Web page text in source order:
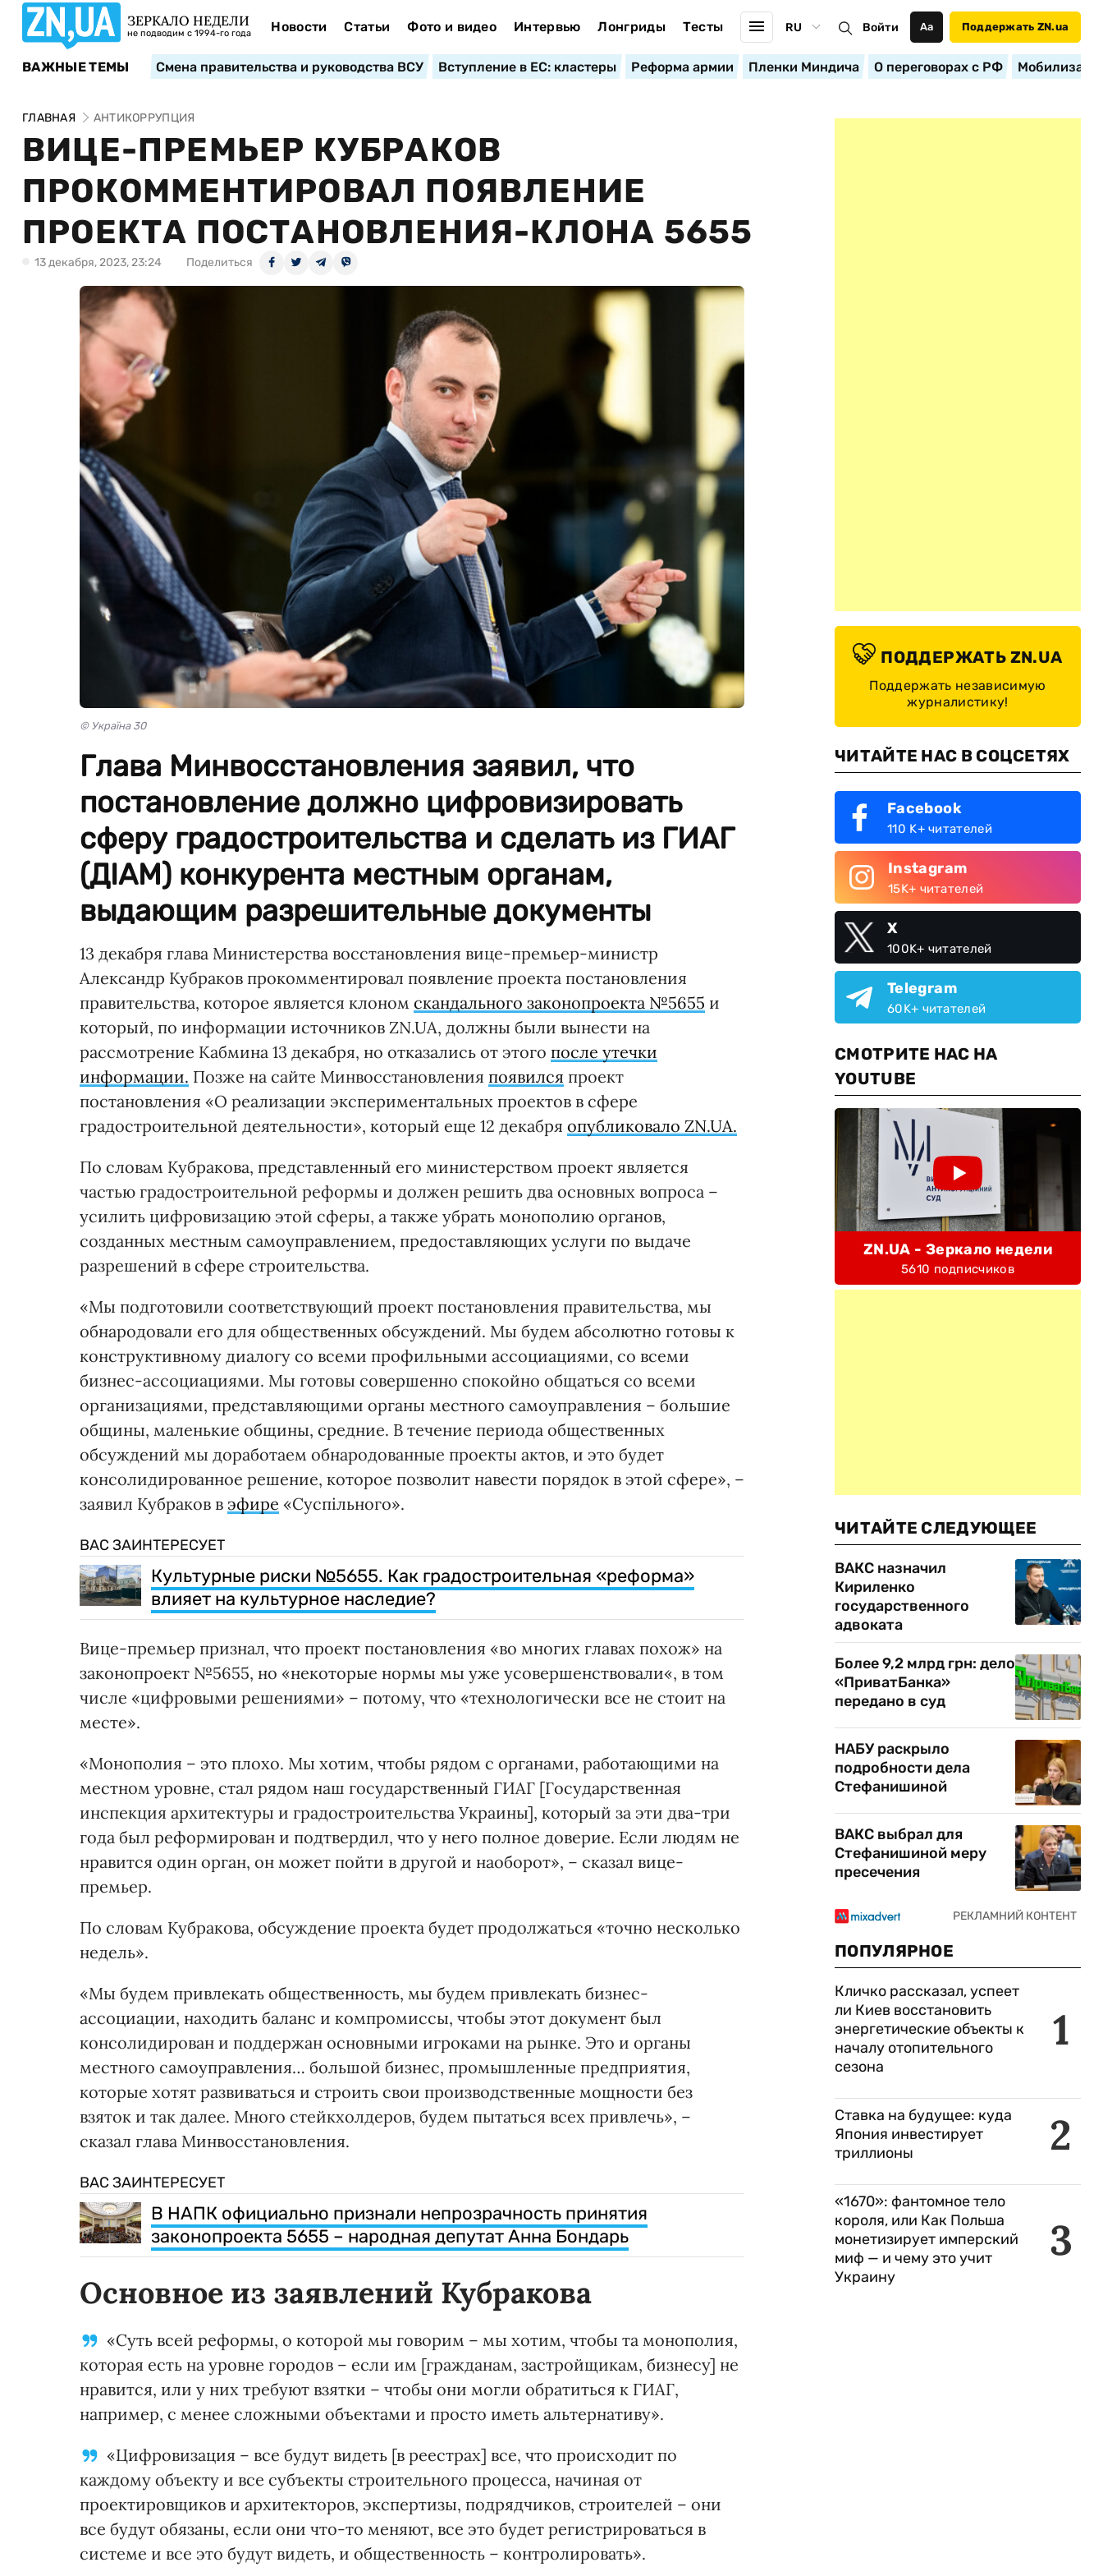
ЗЕРКАЛО НЕДЕЛИ
не подводим с 1994-го года Новости Статьи Фото и видео Интервью Лонгриды Тесты RU Войти Аа Поддержать ZN.ua
ВАЖНЫЕ ТЕМЫ Смена правительства и руководства ВСУ Вступление в ЕС: кластеры Реформа армии Пленки Миндича О переговорах с РФ
ГЛАВНАЯ АНТИКОРРУПЦИЯ
ВИЦЕ-ПРЕМЬЕР КУБРАКОВ
ПРОКОММЕНТИРОВАЛ ПОЯВЛЕНИЕ
ПРОЕКТА ПОСТАНОВЛЕНИЯ-КЛОНА 5655
13 декабря, 2023, 23:24 Поделиться
© Україна 30
Глава Минвосстановления заявил, что
постановление должно цифровизировать
сферу градостроительства и сделать из ГИАГ
(ДІАМ) конкурента местным органам,
выдающим разрешительные документы
13 декабря глава Министерства восстановления вице-премьер-министр
Александр Кубраков прокомментировал появление проекта постановления
правительства, которое является клоном скандального законопроекта №5655 и
который, по информации источников ZN.UA, должны были вынести на
рассмотрение Кабмина 13 декабря, но отказались от этого после утечки
информации. Позже на сайте Минвосстановления появился проект
постановления «О реализации экспериментальных проектов в сфере
градостроительной деятельности», который еще 12 декабря опубликовало ZN.UA.
По словам Кубракова, представленный его министерством проект является
частью градостроительной реформы и должен решить два основных вопроса –
усилить цифровизацию этой сферы, а также убрать монополию органов,
созданных местным самоуправлением, предоставляющих услуги по выдаче
разрешений в сфере строительства.
«Мы подготовили соответствующий проект постановления правительства, мы
обнародовали его для общественных обсуждений. Мы будем абсолютно готовы к
конструктивному диалогу со всеми профильными ассоциациями, со всеми
бизнес-ассоциациями. Мы готовы совершенно спокойно общаться со всеми
организациями, представляющими органы местного самоуправления – большие
общины, маленькие общины, средние. В течение периода общественных
обсуждений мы доработаем обнародованные проекты актов, и это будет
консолидированное решение, которое позволит навести порядок в этой сфере», –
заявил Кубраков в эфире «Суспільного».
ВАС ЗАИНТЕРЕСУЕТ
Культурные риски №5655. Как градостроительная «реформа»
влияет на культурное наследие?
Вице-премьер признал, что проект постановления «во многих главах похож» на
законопроект №5655, но «некоторые нормы мы уже усовершенствовали«, в том
числе «цифровыми решениями» – потому, что «технологически все не стоит на
месте».
«Монополия – это плохо. Мы хотим, чтобы рядом с органами, работающими на
местном уровне, стал рядом наш государственный ГИАГ [Государственная
инспекция архитектуры и градостроительства Украины], который за эти два-три
года был реформирован и подтвердил, что у него полное доверие. Если людям не
нравится один орган, он может пойти в другой и наоборот», – сказал вице-
премьер.
По словам Кубракова, обсуждение проекта будет продолжаться «точно несколько
недель».
«Мы будем привлекать общественность, мы будем привлекать бизнес-
ассоциации, находить баланс и компромиссы, чтобы этот документ был
консолидирован и поддержан основными игроками на рынке. Это и органы
местного самоуправления… большой бизнес, промышленные предприятия,
которые хотят развиваться и строить свои производственные мощности без
взяток и так далее. Много стейкхолдеров, будем пытаться всех привлечь», –
сказал глава Минвосстановления.
ВАС ЗАИНТЕРЕСУЕТ
В НАПК официально признали непрозрачность принятия
законопроекта 5655 – народная депутат Анна Бондарь
Основное из заявлений Кубракова
«Суть всей реформы, о которой мы говорим – мы хотим, чтобы та монополия,
которая есть на уровне городов – если им [гражданам, застройщикам, бизнесу] не
нравится, или у них требуют взятки – чтобы они могли обратиться к ГИАГ,
например, с менее сложными объектами и просто иметь альтернативу».
«Цифровизация – все будут видеть [в реестрах] все, что происходит по
каждому объекту и все субъекты строительного процесса, начиная от
проектировщиков и архитекторов, экспертизы, подрядчиков, строителей – они
все будут обязаны, если они что-то меняют, все это будет регистрироваться в
системе и все это будут видеть, и общественность – контролировать».
ПОДДЕРЖАТЬ ZN.UA
Поддержать независимую
журналистику!
ЧИТАЙТЕ НАС В СОЦСЕТЯХ
Facebook
110 K+ читателей
Instagram
15K+ читателей
X
100K+ читателей
Telegram
60K+ читателей
СМОТРИТЕ НАС НА
YOUTUBE
ZN.UA - Зеркало недели
5610 подписчиков
ЧИТАЙТЕ СЛЕДУЮЩЕЕ
ВАКС назначил
Кириленко
государственного
адвоката
Более 9,2 млрд грн: дело
«ПриватБанка»
передано в суд
НАБУ раскрыло
подробности дела
Стефанишиной
ВАКС выбрал для
Стефанишиной меру
пресечения
ПОПУЛЯРНОЕ
1
Кличко рассказал, успеет
ли Киев восстановить
энергетические объекты к
началу отопительного
сезона
2
Ставка на будущее: куда
Япония инвестирует
триллионы
3
«1670»: фантомное тело
короля, или Как Польша
монетизирует имперский
миф — и чему это учит
Украину